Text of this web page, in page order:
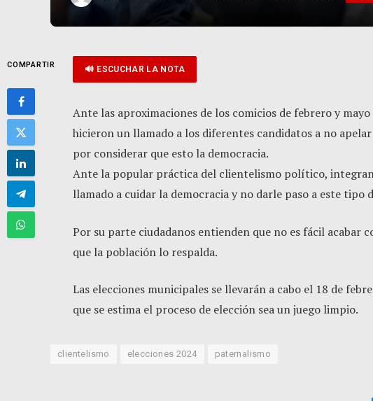
COMPARTIR 🔊 ESCUCHAR LA NOTA
Ante las aproximaciones de los comicios de febrero y
hicieron un llamado a los diferentes candidatos a no
por considerar que esto la democracia.
Ante la popular práctica del clientelismo político,
llamado a cuidar la democracia y no darle paso a este tipo
Por su parte ciudadanos entienden que no es fácil acabar
que la población lo respalda.
Las elecciones municipales se llevarán a cabo el 18 de
que se estima el proceso de elección sea un juego limpio.
clientelismo elecciones 2024 paternalismo